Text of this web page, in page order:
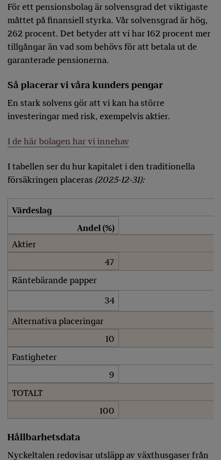
För ett pensionsbolag är solvensgrad det viktigaste
måttet på finansiell styrka. Vår solvensgrad är hög,
262 procent. Det betyder att vi har 162 procent mer
tillgångar än vad som behövs för att betala ut de
garanterade pensionerna.
Så placerar vi våra kunders pengar
En stark solvens gör att vi kan ha större
investeringar med risk, exempelvis aktier.
I de här bolagen har vi innehav
I tabellen ser du hur kapitalet i den traditionella
försäkringen placeras (2025-12-31):
Värdeslag
Andel (%)
Aktier
47
Räntebärande papper
34
Alternativa placeringar
10
Fastigheter
9
TOTALT
100
Hållbarhetsdata
Nyckeltalen redovisar utsläpp av växthusgaser från